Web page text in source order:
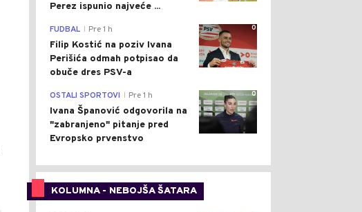
Perez ispunio najveće ...
0
FUDBAL Pre 1 h
Filip Kostić na poziv Ivana
Perišića odmah potpisao da
obuče dres PSV-a
0
OSTALI SPORTOVI Pre 1 h
Ivana Španović odgovorila na
"zabranjeno" pitanje pred
Evropsko prvenstvo
KOLUMNA - NEBOJŠA ŠATARA